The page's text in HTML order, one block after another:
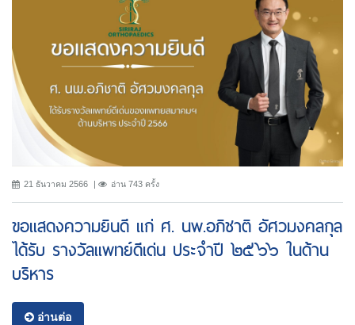
21 ธันวาคม 2566 อ่าน 743 ครั้ง
ขอแสดงความยินดี แก่ ศ. นพ.อภิชาติ อัศวมงคลกุล
ได้รับ รางวัลแพทย์ดีเด่น ประจำปี ๒๕๖๖ ในด้าน
บริหาร
อ่านต่อ